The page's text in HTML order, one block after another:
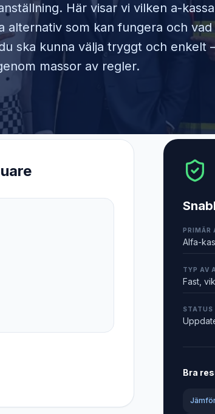
Här visar vi vilken a-
som kan fungera och vad
ska kunna välja tryggt och enkelt
massor av regler.
PRIMÄR
Alfa-
TYP AV
Fast,
Bra